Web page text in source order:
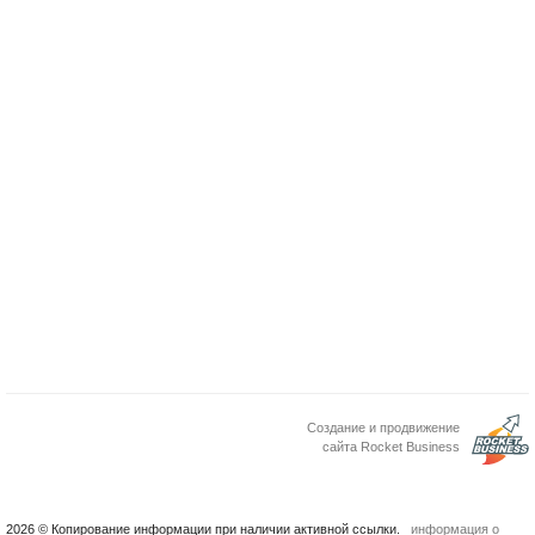
Создание и продвижение
сайта Rocket Business
2026 © Копирование информации при наличии активной ссылки. информация о